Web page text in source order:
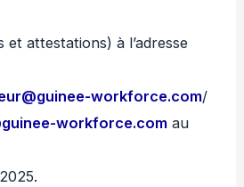
et attestations) à l’adresse
workforce.com/
workforce.com au